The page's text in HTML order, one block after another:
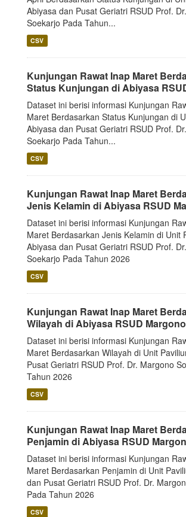
Abiyasa dan Pusat Geriatri RSUD Prof.
Soekarjo Pada Tahun...
CSV
Kunjungan Rawat Inap Maret
Status Kunjungan di Abiyasa
Dataset ini berisi informasi Kunjungan
Maret Berdasarkan Status Kunjungan di
Abiyasa dan Pusat Geriatri RSUD Prof.
Soekarjo Pada Tahun...
CSV
Kunjungan Rawat Inap Maret
Jenis Kelamin di Abiyasa RSUD
Dataset ini berisi informasi Kunjungan
Maret Berdasarkan Jenis Kelamin di Unit
Abiyasa dan Pusat Geriatri RSUD Prof.
Soekarjo Pada Tahun 2026
CSV
Kunjungan Rawat Inap Maret
Wilayah di Abiyasa RSUD
Dataset ini berisi informasi Kunjungan
Maret Berdasarkan Wilayah di Unit
Pusat Geriatri RSUD Prof. Dr. Margono
Tahun 2026
CSV
Kunjungan Rawat Inap Maret
Penjamin di Abiyasa RSUD
Dataset ini berisi informasi Kunjungan
Maret Berdasarkan Penjamin di Unit
dan Pusat Geriatri RSUD Prof. Dr.
Pada Tahun 2026
CSV